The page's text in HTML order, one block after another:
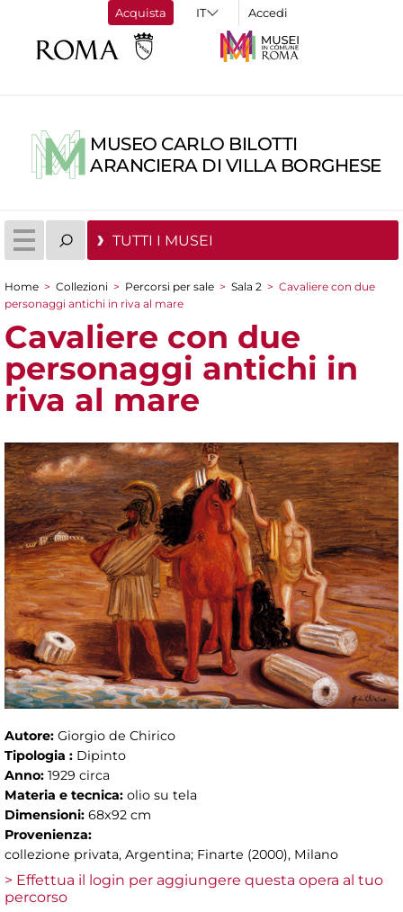
Acquista Accedi
MUSEO CARLO BILOTTI
ARANCIERA DI VILLA BORGHESE
TUTTI I MUSEI
Tu sei qui
Home > Collezioni > Percorsi per sale > Sala 2 > Cavaliere con due
personaggi antichi in riva al mare
Cavaliere con due
personaggi antichi in
riva al mare
Autore: Giorgio de Chirico
Tipologia : Dipinto
Anno: 1929 circa
Materia e tecnica: olio su tela
Dimensioni: 68x92 cm
Provenienza:
collezione privata, Argentina; Finarte (2000), Milano
> Effettua il login per aggiungere questa opera al tuo
percorso